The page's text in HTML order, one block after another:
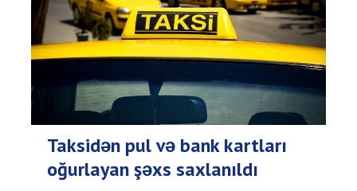
Taksidən pul və bank kartları
oğurlayan şəxs saxlanıldı